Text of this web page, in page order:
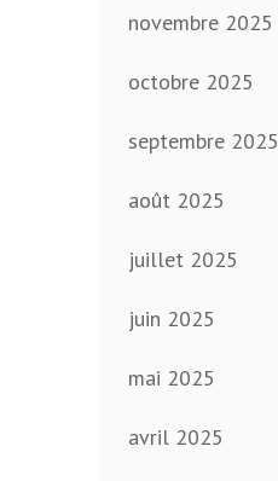
novembre 2025
octobre 2025
septembre 2025
août 2025
juillet 2025
juin 2025
mai 2025
avril 2025